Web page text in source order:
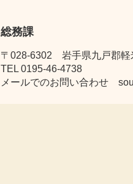
総務課
〒028-6302 岩手県九戸郡軽
TEL 0195-46-4738
メールでのお問い合わせ